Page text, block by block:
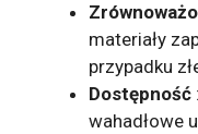
materiały
przypadku
Dostępność
wahadłowe